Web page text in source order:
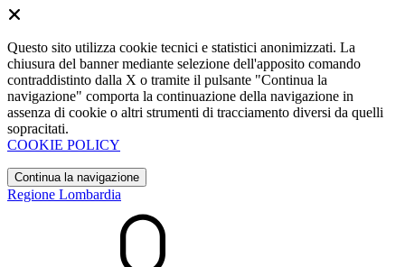
Questo sito utilizza cookie tecnici e statistici anonimizzati. La
chiusura del banner mediante selezione dell'apposito comando
contraddistinto dalla X o tramite il pulsante "Continua la
navigazione" comporta la continuazione della navigazione in
assenza di cookie o altri strumenti di tracciamento diversi da quelli
sopracitati.
COOKIE POLICY
Continua la navigazione
Regione Lombardia